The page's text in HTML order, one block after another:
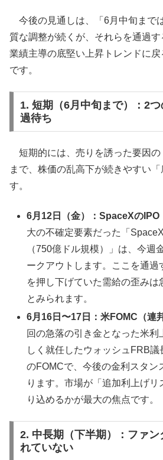
今後の見通しは、「6月中旬まで
質な調整が続くが、それらを通過
業績主導の底堅い上昇トレンドに
です。
1. 短期（6月中旬まで）：2
過待ち
短期的には、売りを誘った要因の
まで、株価の乱高下が続きやすい
す。
6月12日（金）：SpaceXのIPO
大の不確定要素だった「
（750億ドル規模）」は、今週
ークアウトします。ここを通過
を押し下げていた需給の歪みは
とみられます。
6月16日〜17日：米FOMC（連
回の急落の引き金となった米利
しく就任したウォッシュFRB議
のFOMCで、今後の金利スタン
ります。市場が「追加利上げ
り込めるかが最大の焦点です。
2. 中長期（下半期）：ファ
れていない